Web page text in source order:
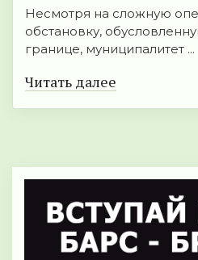
Несмотря на сложную
обстановку,
границе, муниципалитет ...
Читать далее